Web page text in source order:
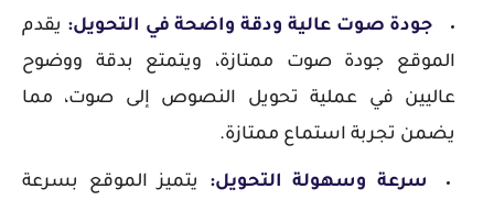
جودة صوت عالية ودقة واضحة في التحويل: يقدم
الموقع جودة صوت ممتازة، ويتمتع بدقة ووضوح
عاليين في عملية تحويل النصوص إلى صوت، مما
يضمن تجربة استماع ممتازة.
سرعة وسهولة التحويل: يتميز الموقع بسرعة